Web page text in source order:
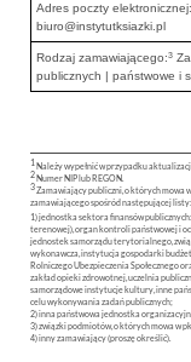
Adres poczty elektronicznej:
biuro@instytutksiazki.pl
Rodzaj zamawiającego:3
publicznych | państwowe i
1 Należy wypełnić w przypadku
2 Numer NIP lub REGON.
3Zamawiający publiczni, o których mowa
zamawiającego spośród następującej listy:
1) jednostka sektora finansów
terenowej), organ kontroli państwowej i
jednostek samorządu terytorialnego,
wykonawcza, instytucja gospodarki
Rolniczego Ubezpieczenia Społecznego
zakład opieki zdrowotnej, uczelnia
samorządowe instytucje kultury, inne
celu wykonywania zadań publicznych;
2) inna państwowa jednostka
3) związki podmiotów, o których mowa w
4) inny zamawiający (proszę określić).